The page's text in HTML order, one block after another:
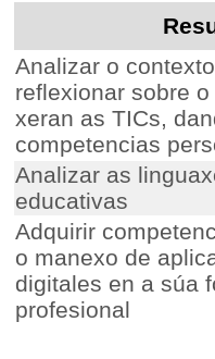
Analizar o
reflexionar sobre
xeran as TICs,
competencias
Analizar as
educativas
Adquirir
o manexo de
digitales en a súa
profesional